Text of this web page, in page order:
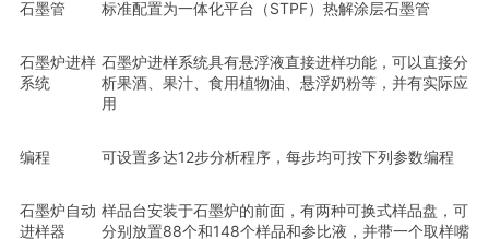
石墨管 标准配置为一体化平台（STPF）热解涂层石墨管
石墨炉进样
系统
石墨炉进样系统具有悬浮液直接进样功能，可以直接分
析果酒、果汁、食用植物油、悬浮奶粉等，并有实际应
用
编程 可设置多达12步分析程序，每步均可按下列参数编程
石墨炉自动
进样器
样品台安装于石墨炉的前面，有两种可换式样品盘，可
分别放置88个和148个样品和参比液，并带一个取样嘴